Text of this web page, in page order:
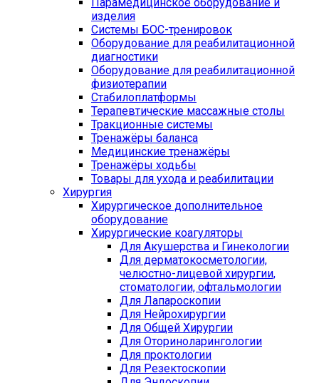
изделия
Системы БОС-тренировок
Оборудование для реабилитационной
диагностики
Оборудование для реабилитационной
физиотерапии
Стабилоплатформы
Терапевтические массажные столы
Тракционные системы
Тренажёры баланса
Медицинские тренажёры
Тренажёры ходьбы
Товары для ухода и реабилитации
Хирургия
Хирургическое дополнительное
оборудование
Хирургические коагуляторы
Для Акушерства и Гинекологии
Для дерматокосметологии,
челюстно-лицевой хирургии,
стоматологии, офтальмологии
Для Лапароскопии
Для Нейрохирургии
Для Общей Хирургии
Для Оториноларингологии
Для проктологии
Для Резектоскопии